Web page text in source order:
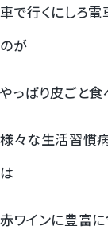
梨
車で行くにしろ電
のが
やっぱり皮ごと
様々な生活習慣
は
赤ワインに豊富に